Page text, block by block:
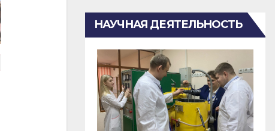
НАУЧНАЯ ДЕЯТЕЛЬНОСТЬ